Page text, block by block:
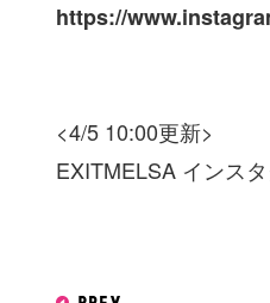
https://
<4/5 10:00更新>
EXITMELSA インス